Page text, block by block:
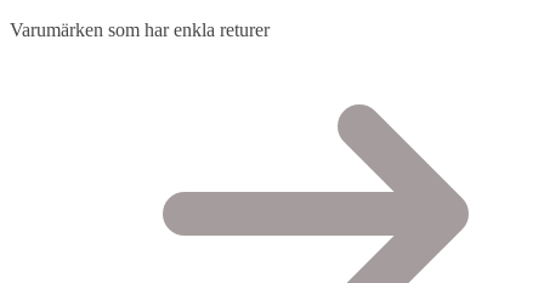
Varumärken som har enkla returer